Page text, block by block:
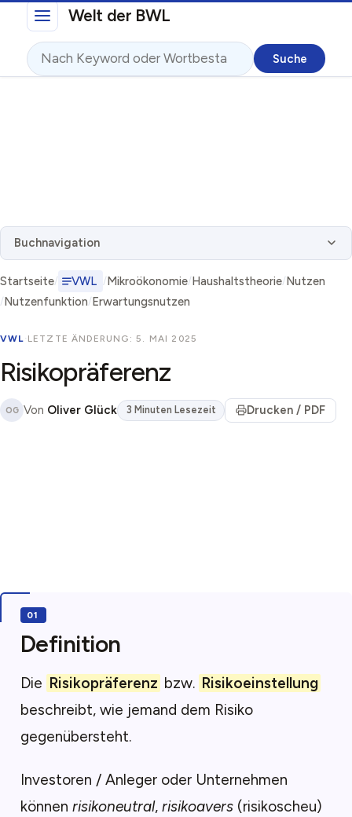
Direkt zum InhaltWelt der BWL
Suche
Buchnavigation
Startseite VWL Mikroökonomie Haushaltstheorie Nutzen
Nutzenfunktion Erwartungsnutzen
VWL· LETZTE ÄNDERUNG: 5. MAI 2025
Risikopräferenz
OG Von Oliver Glück 3 Minuten Lesezeit Drucken / PDF
Definition
Die Risikopräferenz bzw. Risikoeinstellung
beschreibt, wie jemand dem Risiko
gegenübersteht.
Investoren / Anleger oder Unternehmen
können risikoneutral, risikoavers(risikoscheu)